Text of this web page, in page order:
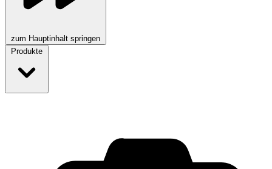
zum Hauptinhalt springen
Produkte